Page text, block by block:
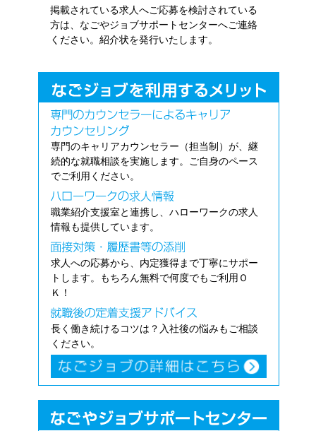
掲載されている求人へご応募を検討されている
方は、なごやジョブサポートセンターへご連絡
ください。紹介状を発行いたします。
専門のキャリアカウンセラー（担当制）が、継
続的な就職相談を実施します。ご自身のペース
でご利用ください。
職業紹介支援室と連携し、ハローワークの求人
情報も提供しています。
求人への応募から、内定獲得まで丁寧にサポー
トします。もちろん無料で何度でもご利用Ｏ
Ｋ！
長く働き続けるコツは？入社後の悩みもご相談
ください。